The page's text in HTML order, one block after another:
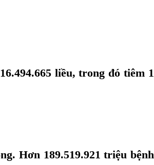
liều, trong đó tiêm 1
Hơn 189.519.921 triệu bệnh